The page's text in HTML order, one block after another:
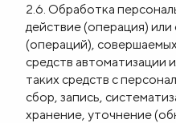
2.6. Обработка
действие (операция)
(операций),
средств автоматизации
таких средств с
сбор, запись,
хранение, уточнение